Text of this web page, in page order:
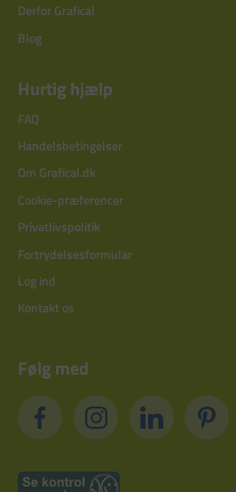
Derfor Grafical
Blog
Hurtig hjælp
FAQ
Handelsbetingelser
Om Grafical.dk
Cookie-præferencer
Privatlivspolitik
Fortrydelsesformular
Log ind
Kontakt os
Følg med